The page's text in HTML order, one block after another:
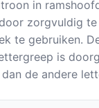
in
zorgvuldig
te gebruiken.
is
de andere